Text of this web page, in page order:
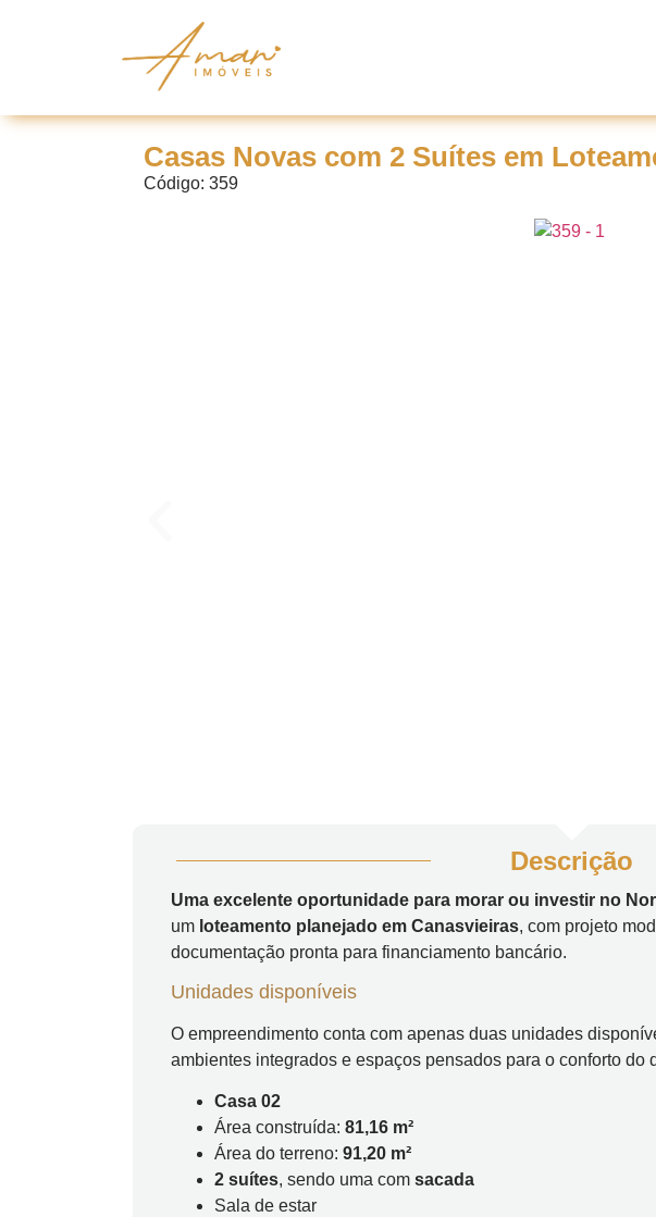
Casas Novas com 2 Suítes em
Código: 359
Descrição
Uma excelente oportunidade para morar ou investir no
um loteamento planejado em Canasvieiras, com projeto
documentação pronta para financiamento bancário.
Unidades disponíveis
O empreendimento conta com apenas duas unidades
ambientes integrados e espaços pensados para o conforto do
Casa 02
Área construída: 81,16 m²
Área do terreno: 91,20 m²
2 suítes, sendo uma com sacada
Sala de estar